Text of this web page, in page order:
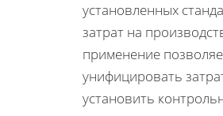
установленных
затрат на
применение
унифицировать
установить